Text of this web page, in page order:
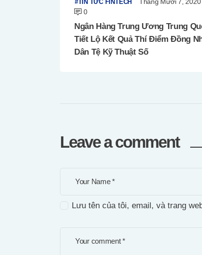
TIN TỨC FINTECH
0
Ngân Hàng Trung Ương Trung
Tiết Lộ Kết Quả Thí Điểm Đồng
Dân Tệ Kỹ Thuật Số
Leave a comment
Lưu tên của tôi, email, và trang